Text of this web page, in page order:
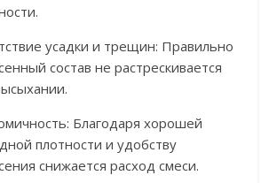
усадки и трещин: Правильно
состав не растрескивается
Благодаря хорошей
плотности и удобству
снижается расход смеси.